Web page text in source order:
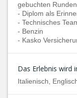
gebuchten
- Diplom als
- Technisches
- Benzin
- Kasko
Das Erlebnis wird
Italienisch,